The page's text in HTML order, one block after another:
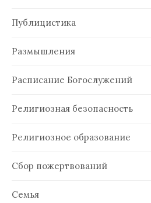
Публицистика
Размышления
Расписание Богослужений
Религиозная безопасность
Религиозное образование
Сбор пожертвований
Семья